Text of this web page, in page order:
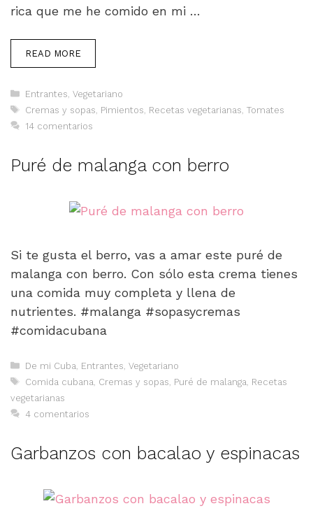
rica que me he comido en mi …
READ MORE
Categorías
Entrantes Vegetariano
Etiquetas
Cremas y sopas Pimientos Recetas vegetarianas Tomates
14 comentarios
Puré de malanga con berro
Si te gusta el berro, vas a amar este puré de
malanga con berro. Con sólo esta crema tienes
una comida muy completa y llena de
nutrientes. #malanga #sopasycremas
#comidacubana
Categorías
De mi Cuba Entrantes Vegetariano
Etiquetas
Comida cubana Cremas y sopas Puré de malanga Recetas
vegetarianas
4 comentarios
Garbanzos con bacalao y espinacas